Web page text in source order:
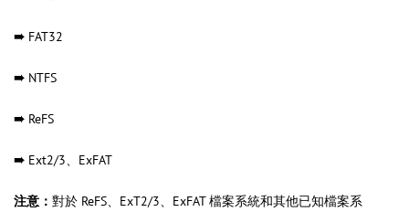
➠ FAT32
➠ NTFS
➠ ReFS
➠ Ext2/3、ExFAT
注意： 對於 ReFS、ExT2/3、ExFAT 檔案系統和其他已知檔案系